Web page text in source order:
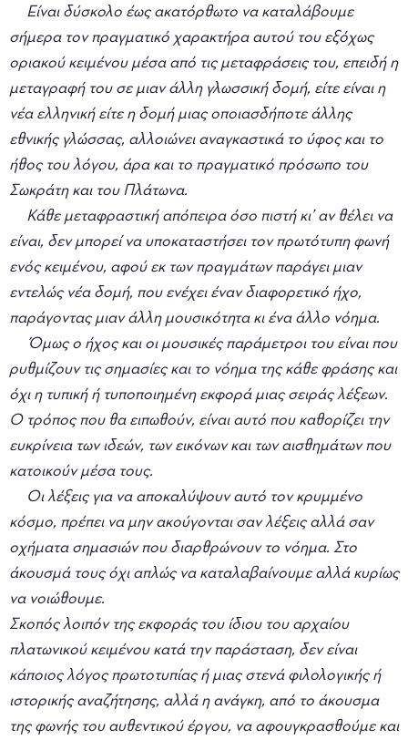
Είναι δύσκολο έως ακατόρθωτο να καταλάβουμε
σήμερα τον πραγματικό χαρακτήρα αυτού του εξόχως
οριακού κειμένου μέσα από τις μεταφράσεις του, επειδή η
μεταγραφή του σε μιαν άλλη γλωσσική δομή, είτε είναι η
νέα ελληνική είτε η δομή μιας οποιασδήποτε άλλης
εθνικής γλώσσας, αλλοιώνει αναγκαστικά το ύφος και το
ήθος του λόγου, άρα και το πραγματικό πρόσωπο του
Σωκράτη και του Πλάτωνα.
Κάθε μεταφραστική απόπειρα όσο πιστή κι’ αν θέλει να
είναι, δεν μπορεί να υποκαταστήσει τον πρωτότυπη φωνή
ενός κειμένου, αφού εκ των πραγμάτων παράγει μιαν
εντελώς νέα δομή, που ενέχει έναν διαφορετικό ήχο,
παράγοντας μιαν άλλη μουσικότητα κι ένα άλλο νόημα.
Όμως ο ήχος και οι μουσικές παράμετροι του είναι που
ρυθμίζουν τις σημασίες και το νόημα της κάθε φράσης και
όχι η τυπική ή τυποποιημένη εκφορά μιας σειράς λέξεων.
Ο τρόπος που θα ειπωθούν, είναι αυτό που καθορίζει την
ευκρίνεια των ιδεών, των εικόνων και των αισθημάτων που
κατοικούν μέσα τους.
Οι λέξεις για να αποκαλύψουν αυτό τον κρυμμένο
κόσμο, πρέπει να μην ακούγονται σαν λέξεις αλλά σαν
οχήματα σημασιών που διαρθρώνουν το νόημα. Στο
άκουσμά τους όχι απλώς να καταλαβαίνουμε αλλά κυρίως
να νοιώθουμε.
Σκοπός λοιπόν της εκφοράς του ίδιου του αρχαίου
πλατωνικού κειμένου κατά την παράσταση, δεν είναι
κάποιος λόγος πρωτοτυπίας ή μιας στενά φιλολογικής ή
ιστορικής αναζήτησης, αλλά η ανάγκη, από το άκουσμα
της φωνής του αυθεντικού έργου, να αφουγκρασθούμε και